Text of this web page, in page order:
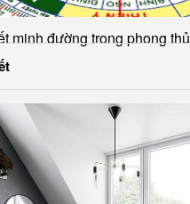
minh đường trong phong